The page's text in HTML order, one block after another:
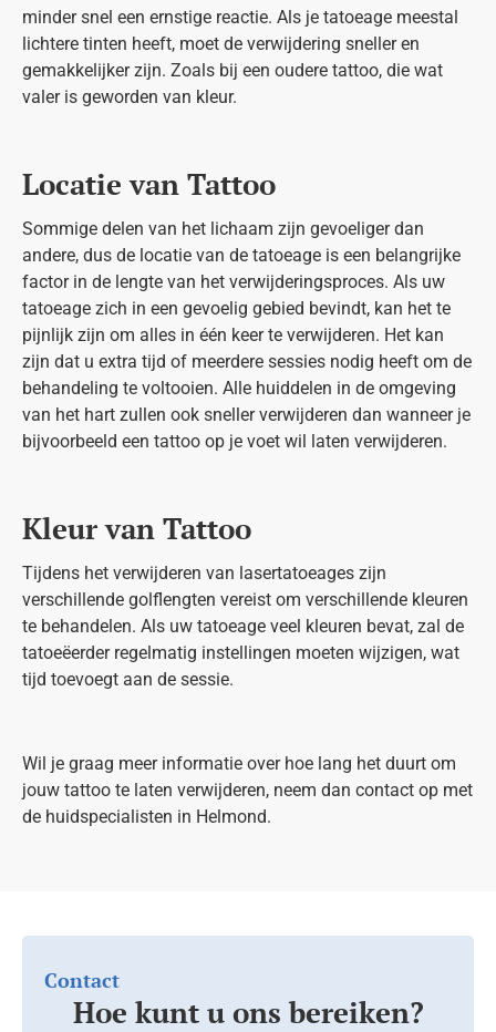
minder snel een ernstige reactie. Als je tatoeage meestal
lichtere tinten heeft, moet de verwijdering sneller en
gemakkelijker zijn. Zoals bij een oudere tattoo, die wat
valer is geworden van kleur.
Locatie van Tattoo
Sommige delen van het lichaam zijn gevoeliger dan
andere, dus de locatie van de tatoeage is een belangrijke
factor in de lengte van het verwijderingsproces. Als uw
tatoeage zich in een gevoelig gebied bevindt, kan het te
pijnlijk zijn om alles in één keer te verwijderen. Het kan
zijn dat u extra tijd of meerdere sessies nodig heeft om de
behandeling te voltooien. Alle huiddelen in de omgeving
van het hart zullen ook sneller verwijderen dan wanneer je
bijvoorbeeld een tattoo op je voet wil laten verwijderen.
Kleur van Tattoo
Tijdens het verwijderen van lasertatoeages zijn
verschillende golflengten vereist om verschillende kleuren
te behandelen. Als uw tatoeage veel kleuren bevat, zal de
tatoeëerder regelmatig instellingen moeten wijzigen, wat
tijd toevoegt aan de sessie.
Wil je graag meer informatie over hoe lang het duurt om
jouw tattoo te laten verwijderen, neem dan contact op met
de huidspecialisten in Helmond.
Contact
Hoe kunt u ons bereiken?